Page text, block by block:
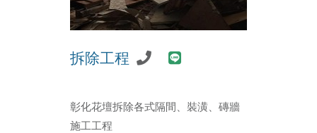
拆除工程
彰化花壇拆除各式隔間、裝潢、磚牆
施工工程